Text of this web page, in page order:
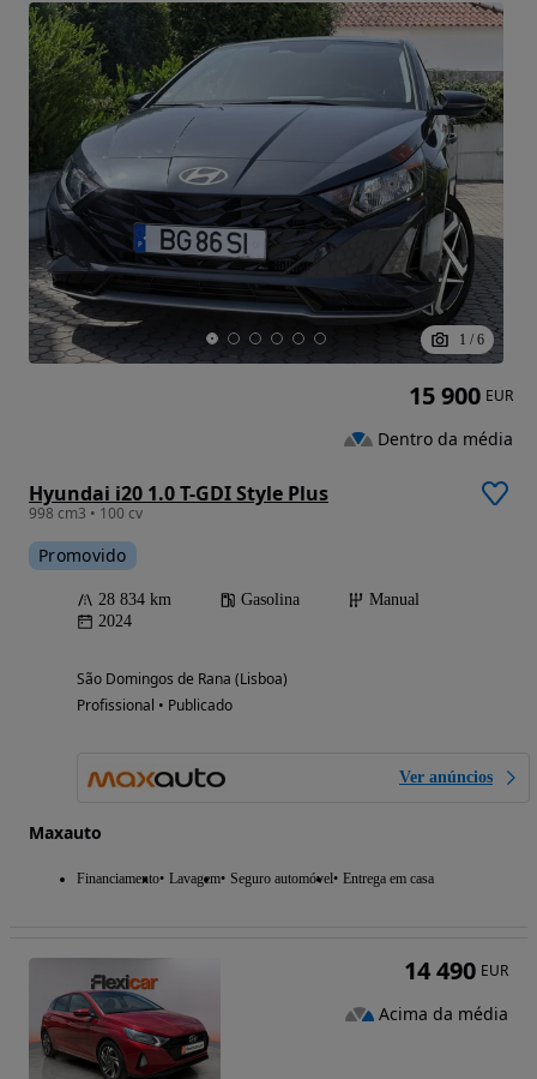
1 / 6
Hyundai i20 1.0 T-GDI Style Plus
998 cm3 • 100 cv
Promovido
28 834 km Gasolina
Manual
2024
São Domingos de Rana (Lisboa)
Profissional • Publicado
Ver anúncios
Maxauto
Financiamento Lavagem Seguro automóvel Entrega em casa
15 900 EUR
Dentro da média
14 490 EUR
Acima da média